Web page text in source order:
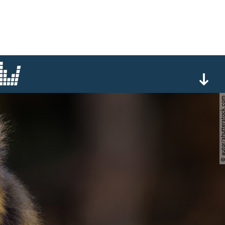
© autor/shutterstock.com